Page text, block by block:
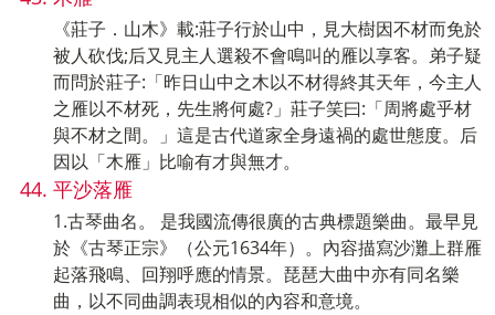
《莊子．山木》載:莊子行於山中，見大樹因不材而免於
被人砍伐;后又見主人選殺不會鳴叫的雁以享客。弟子疑
而問於莊子:「昨日山中之木以不材得終其天年，今主人
之雁以不材死，先生將何處?」莊子笑曰:「周將處乎材
與不材之間。」這是古代道家全身遠禍的處世態度。后
因以「木雁」比喻有才與無才。
平沙落雁
1.古琴曲名。 是我國流傳很廣的古典標題樂曲。最早見
於《古琴正宗》（公元1634年）。內容描寫沙灘上群雁
起落飛鳴、回翔呼應的情景。琵琶大曲中亦有同名樂
曲，以不同曲調表現相似的內容和意境。